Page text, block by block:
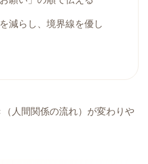
減らし、境界線を優し
人間関係の流れ）が変わりや